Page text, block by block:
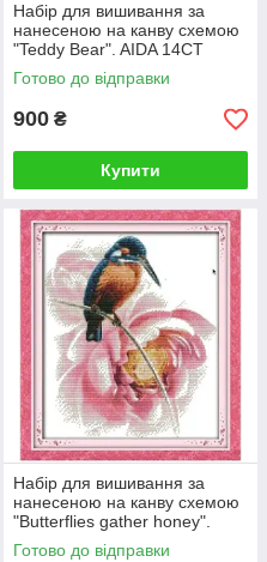
Набір для вишивання за
нанесеною на канву схемою
"Teddy Bear". AIDA 14CT
printed 49*41 см
Готово до відправки
900 ₴
Купити
Набір для вишивання за
нанесеною на канву схемою
"Butterflies gather honey".
AIDA 14CT printed, 33*18 см
Готово до відправки